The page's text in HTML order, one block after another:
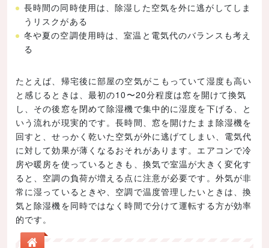
長時間の同時使用は、除湿した空気を外に逃がしてしま
うリスクがある
冬や夏の空調使用時は、室温と電気代のバランスも考え
る
たとえば、帰宅後に部屋の空気がこもっていて湿度も高い
と感じるときは、最初の10〜20分程度は窓を開けて換気
し、その後窓を閉めて除湿機で集中的に湿度を下げる、と
いう流れが現実的です。長時間、窓を開けたまま除湿機を
回すと、せっかく乾いた空気が外に逃げてしまい、電気代
に対して効果が薄くなるおそれがあります。エアコンで冷
房や暖房を使っているときも、換気で室温が大きく変化す
ると、空調の負荷が増える点に注意が必要です。外気が非
常に湿っているときや、空調で温度管理したいときは、換
気と除湿機を同時ではなく時間で分けて運転する方が効率
的です。